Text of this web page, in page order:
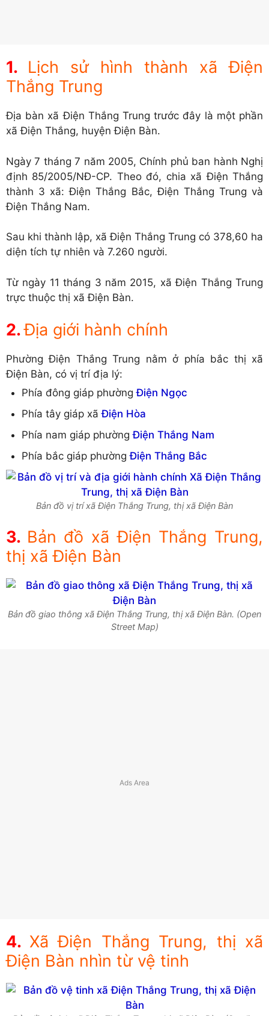
Lịch sử hình thành xã Điện
Thắng Trung
Địa bàn xã Điện Thắng Trung trước đây là một phần
xã Điện Thắng, huyện Điện Bàn.
Ngày 7 tháng 7 năm 2005, Chính phủ ban hành Nghị
định 85/2005/NĐ-CP. Theo đó, chia xã Điện Thắng
thành 3 xã: Điện Thắng Bắc, Điện Thắng Trung và
Điện Thắng Nam.
Sau khi thành lập, xã Điện Thắng Trung có 378,60 ha
diện tích tự nhiên và 7.260 người.
Từ ngày 11 tháng 3 năm 2015, xã Điện Thắng Trung
trực thuộc thị xã Điện Bàn.
Địa giới hành chính
Phường Điện Thắng Trung nằm ở phía bắc thị xã
Điện Bàn, có vị trí địa lý:
Phía đông giáp phườngĐiện Ngọc
Phía tây giáp xãĐiện Hòa
Phía nam giáp phườngĐiện Thắng Nam
Phía bắc giáp phườngĐiện Thắng Bắc
Bản đồ vị trí xã Điện Thắng Trung, thị xã Điện Bàn
Bản đồ xã Điện Thắng Trung,
thị xã Điện Bàn
Bản đồ giao thông xã Điện Thắng Trung, thị xã Điện Bàn. (Open
Street Map)
Xã Điện Thắng Trung, thị xã
Điện Bàn nhìn từ vệ tinh